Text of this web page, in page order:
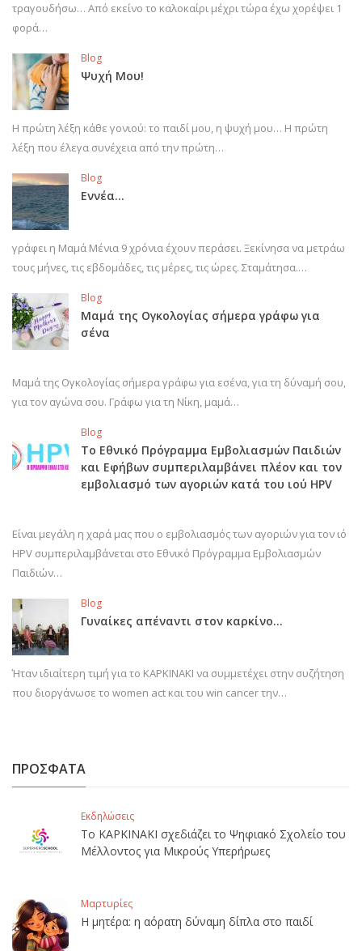
τραγουδήσω… Από εκείνο το καλοκαίρι μέχρι τώρα έχω χορέψει 1
φορά…
Blog
Ψυχή Μου!
Η πρώτη λέξη κάθε γονιού: το παιδί μου, η ψυχή μου… Η πρώτη
λέξη που έλεγα συνέχεια από την πρώτη…
Blog
Εννέα…
γράφει η Μαμά Μένια 9 χρόνια έχουν περάσει. Ξεκίνησα να μετράω
τους μήνες, τις εβδομάδες, τις μέρες, τις ώρες. Σταμάτησα.…
Blog
Μαμά της Ογκολογίας σήμερα γράφω για
σένα
Μαμά της Ογκολογίας σήμερα γράφω για εσένα, για τη δύναμή σου,
για τον αγώνα σου. Γράφω για τη Νίκη, μαμά…
Blog
Το Εθνικό Πρόγραμμα Εμβολιασμών Παιδιών
και Εφήβων συμπεριλαμβάνει πλέον και τον
εμβολιασμό των αγοριών κατά του ιού HPV
Είναι μεγάλη η χαρά μας που ο εμβολιασμός των αγοριών για τον ιό
HPV συμπεριλαμβάνεται στο Εθνικό Πρόγραμμα Εμβολιασμών
Παιδιών…
Blog
Γυναίκες απέναντι στον καρκίνο…
Ήταν ιδιαίτερη τιμή για το ΚΑΡΚΙΝΑΚΙ να συμμετέχει στην συζήτηση
που διοργάνωσε το women act και του win cancer την…
ΠΡΟΣΦΑΤΑ
Εκδηλώσεις
Το ΚΑΡΚΙΝΑΚΙ σχεδιάζει το Ψηφιακό Σχολείο του
Μέλλοντος για Μικρούς Υπερήρωες
Μαρτυρίες
Η μητέρα: η αόρατη δύναμη δίπλα στο παιδί